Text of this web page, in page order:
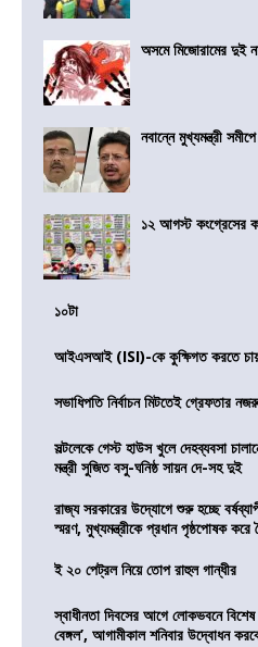
অসমে মিজোরামের দুই
নবান্নে মুখ্যমন্ত্রী
১২ আগস্ট কংগ্রেসের
১০টা
আইএসআই (ISI)-কে কুক্ষিগত করতে চায়
সভাধিপতি নির্বাচন মিটতেই গ্রেফতার
সল্টলেকে গেস্ট হাউস খুলে দেহব্যবসা
মন্ত্রী সুজিত বসু-ঘনিষ্ঠ সায়ন দে-সহ দুই
রাজ্য সরকারের উদ্যোগে শুরু হচ্ছে
স্মরণ, মুখ্যমন্ত্রীকে প্রধান পৃষ্ঠপোষক করে
ই ২০ পেট্রল নিয়ে তোপ রাহুল গান্ধীর
স্বাধীনতা দিবসের আগে লোকভবনে বিশেষ
বেঙ্গল’, আগামীকাল শনিবার উদ্বোধন